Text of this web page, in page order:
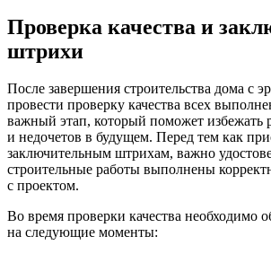
Проверка качества и
штрихи
После завершения строительства дома с
провести проверку качества всех
важный этап, который поможет избежать
и недочетов в будущем. Перед тем как
заключительным штрихам, важно
строительные работы выполнены
с проектом.
Во время проверки качества необходимо
на следующие моменты: